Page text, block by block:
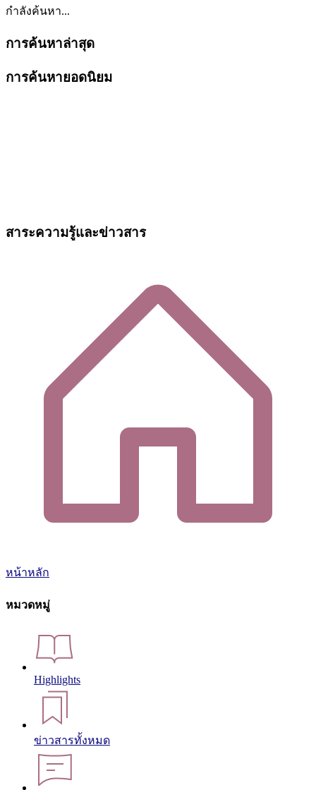
กำลังค้นหา...
การค้นหาล่าสุด
การค้นหายอดนิยม
สาระความรู้และข่าวสาร
หน้าหลัก
หมวดหมู่
Highlights
ข่าวสารทั้งหมด